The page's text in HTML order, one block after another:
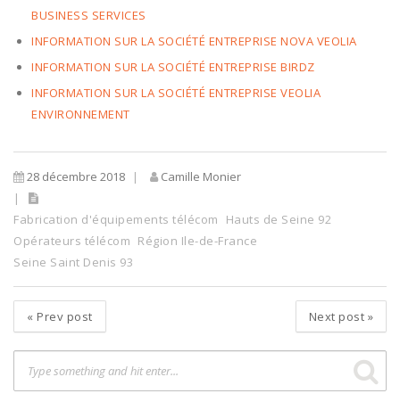
BUSINESS SERVICES
INFORMATION SUR LA SOCIÉTÉ ENTREPRISE NOVA VEOLIA
INFORMATION SUR LA SOCIÉTÉ ENTREPRISE BIRDZ
INFORMATION SUR LA SOCIÉTÉ ENTREPRISE VEOLIA
ENVIRONNEMENT
28 décembre 2018 Camille Monier
Fabrication d'équipements télécom
Hauts de Seine 92
Opérateurs télécom Région Ile-de-France
Seine Saint Denis 93
« Prev post Next post »